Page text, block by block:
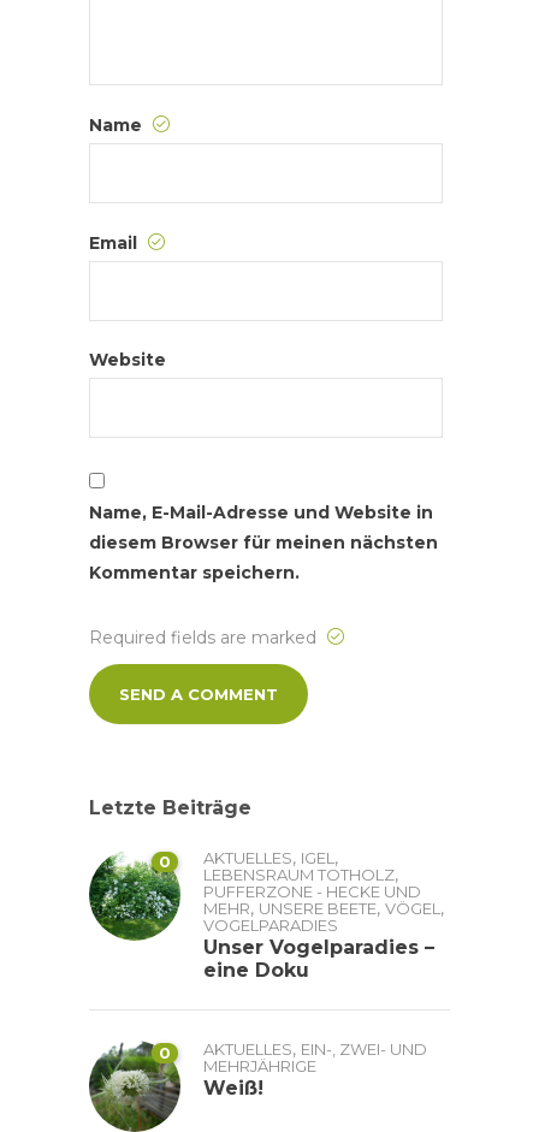
Name
Email
Website
Name, E-Mail-Adresse und Website in
diesem Browser für meinen nächsten
Kommentar speichern.
Required fields are marked
Letzte Beiträge
0 AKTUELLES, IGEL ,
LEBENSRAUM TOTHOLZ,
PUFFERZONE - HECKE UND
MEHR, UNSERE BEETE, VÖGEL ,
VOGELPARADIES
Unser Vogelparadies –
eine Doku
0 AKTUELLES, EIN-, ZWEI- UND
MEHRJÄHRIGE
Weiß!